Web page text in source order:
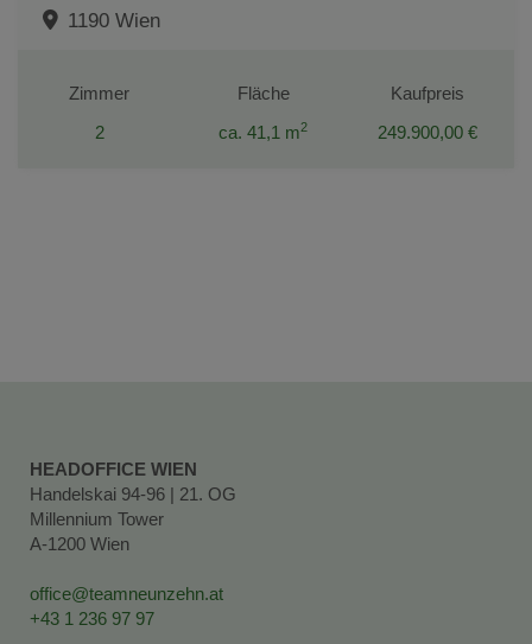
1190 Wien
Zimmer
2
Fläche
ca. 41,1 m2
Kaufpreis
249.900,00 €
HEADOFFICE WIEN
Handelskai 94-96 | 21. OG
Millennium Tower
A-1200 Wien
office@teamneunzehn.at
+43 1 236 97 97